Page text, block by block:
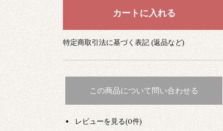
特定商取引法に基づく表記 (返品など)
この商品について問い合わせる
レビューを見る(0件)